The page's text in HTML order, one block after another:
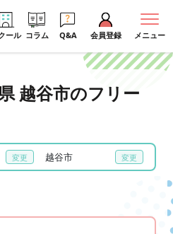
ール コラム Q&A 会員登録 メニュー
越谷市のフリー
越谷市